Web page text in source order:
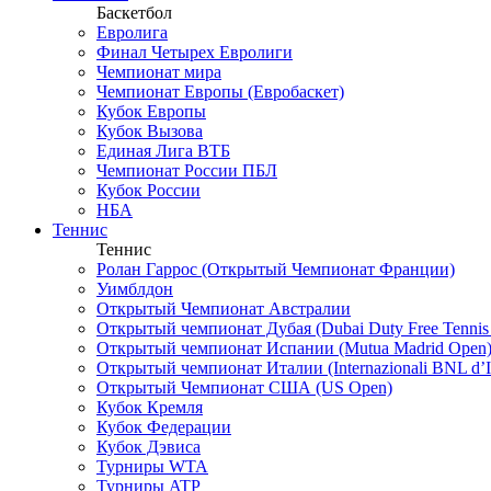
Баскетбол
Евролига
Финал Четырех Евролиги
Чемпионат мира
Чемпионат Европы (Евробаскет)
Кубок Европы
Кубок Вызова
Единая Лига ВТБ
Чемпионат России ПБЛ
Кубок России
НБА
Теннис
Теннис
Ролан Гаррос (Открытый Чемпионат Франции)
Уимблдон
Открытый Чемпионат Австралии
Открытый чемпионат Дубая (Dubai Duty Free Tennis
Открытый чемпионат Испании (Mutua Madrid Open)
Открытый чемпионат Италии (Internazionali BNL
Открытый Чемпионат США (US Open)
Кубок Кремля
Кубок Федерации
Кубок Дэвиса
Турниры WTA
Турниры ATP